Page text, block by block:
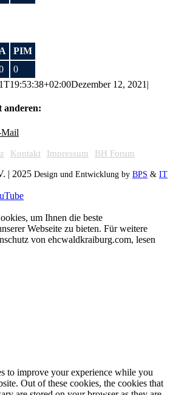
A
PIM
0
Dezember 12, 2021 |
anderen:
Kontakt Impressum BH Forum
| 2025 Design und Entwicklung by BPS & IT
um Ihnen die beste
Webseite zu bieten. Für weitere
von ehcwaldkraiburg.com, lesen
to improve your experience while you
Out of these cookies, the cookies that